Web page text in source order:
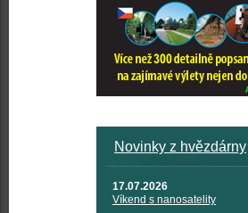
Novinky z hvězdárny
17.07.2026
Víkend s nanosatelity